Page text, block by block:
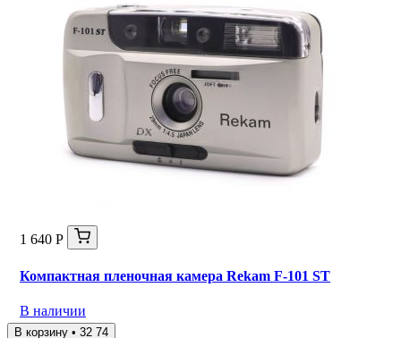
1 640 Р
Компактная пленочная камера Rekam F-101 ST
В наличии
В корзину • 32 74